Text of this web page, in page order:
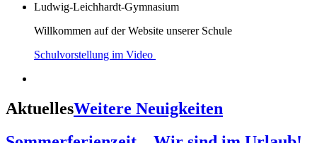
Ludwig-Leichhardt-Gymnasium
Willkommen auf der Website unserer Schule
Schulvorstellung im Video
AktuellesWeitere Neuigkeiten